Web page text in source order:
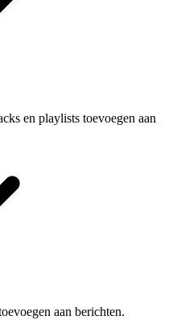
en playlists toevoegen aan
aan berichten.